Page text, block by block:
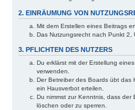
2. EINRÄUMUNG VON
Mit dem Erstellen eines Beitrags
Das Nutzungsrecht nach Punkt 2,
3. PFLICHTEN DES NUTZERS
Du erklärst mit der Erstellung
verwenden.
Der Betreiber des Boards übt das
ein Hausverbot erteilen.
Du nimmst zur Kenntnis, dass
löschen oder zu sperren.